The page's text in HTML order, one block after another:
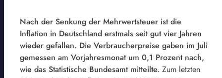
Nach der Senkung der Mehrwertsteuer ist die
Inflation in Deutschland erstmals seit gut vier Jahren
wieder gefallen. Die Verbraucherpreise gaben im Juli
gemessen am Vorjahresmonat um 0,1 Prozent nach,
wie das Statistische Bundesamt mitteilte. Zum letzten